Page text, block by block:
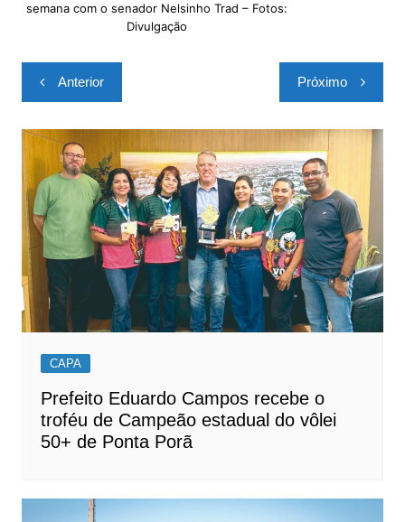
semana com o senador Nelsinho Trad – Fotos:
Divulgação
Navegação
de
Post
Anterior Próximo
CAPA
Prefeito Eduardo Campos recebe o
troféu de Campeão estadual do vôlei
50+ de Ponta Porã